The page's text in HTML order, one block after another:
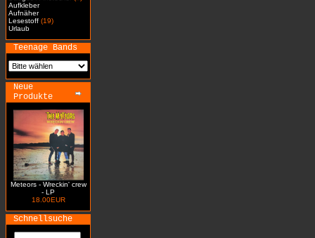
Aufkleber
Aufnäher
Lesestoff (19)
Urlaub
Teenage Bands
Neue
Produkte
Meteors - Wreckin' crew
- LP
18.00EUR
Schnellsuche